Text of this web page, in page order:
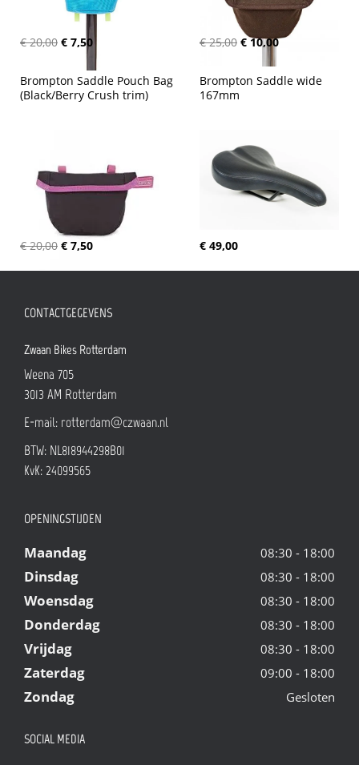
€ 20,00 € 7,50 € 25,00 € 10,00
Brompton Saddle Pouch Bag
(Black/Berry Crush trim)
€ 20,00 € 7,50
Brompton Saddle wide
167mm
€ 49,00
CONTACTGEGEVENS
Zwaan Bikes Rotterdam
Weena 705
3013 AM Rotterdam
E-mail: rotterdam@czwaan.nl
BTW: NL818944298B01
KvK: 24099565
OPENINGSTIJDEN
Maandag 08:30 - 18:00
Dinsdag 08:30 - 18:00
Woensdag 08:30 - 18:00
Donderdag 08:30 - 18:00
Vrijdag 08:30 - 18:00
Zaterdag 09:00 - 18:00
Zondag Gesloten
SOCIAL MEDIA